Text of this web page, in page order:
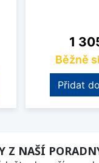
Cena
1
Běžně
Přidat
Z NAŠÍ